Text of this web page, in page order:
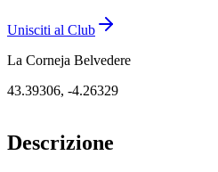
Unisciti al Club
La Corneja Belvedere
43.39306, -4.26329
Descrizione